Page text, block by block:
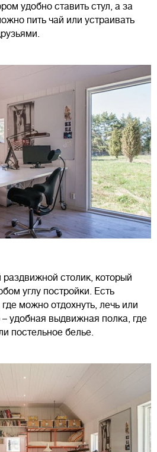
удобно ставить стул, а за
пить чай или устраивать
столик, который
углу постройки. Есть
можно отдохнуть, лечь или
удобная выдвижная полка, где
постельное белье.